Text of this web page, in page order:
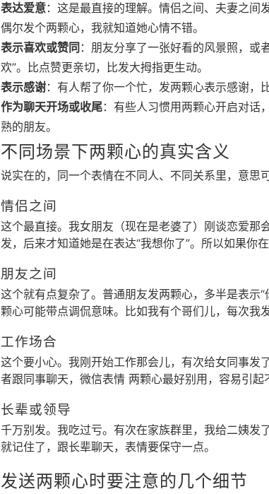
表达爱意：这是最直接的理解。情侣之间、夫妻之间
偶尔发个两颗心，我就知道她心情不错。
表示喜欢或赞同 ：朋友分享了一张好看的风景照，或
欢”。比点赞更亲切，比发大拇指更生动。
表示感谢：有人帮了你一个忙，发两颗心表示感谢，
作为聊天开场或收尾：有些人习惯用两颗心开启对话
熟的朋友。
不同场景下两颗心的真实含义
说实在的，同一个表情在不同人、不同关系里，意思
情侣之间
这个最直接。我女朋友（现在是老婆了）刚谈恋爱那
发，后来才知道她是在表达“我想你了”。所以如果你
朋友之间
这个就有点复杂了。普通朋友发两颗心，多半是表示
颗心可能带点调侃意味。比如我有个哥们儿，每次我
工作场合
这个要小心。我刚开始工作那会儿，有次给女同事
者跟同事聊天，微信表情 两颗心最好别用，容易引起
长辈或领导
千万别发。我吃过亏。有次在家族群里，我给二姨
就记住了，跟长辈聊天，表情要保守一点。
发送两颗心时要注意的几个细节